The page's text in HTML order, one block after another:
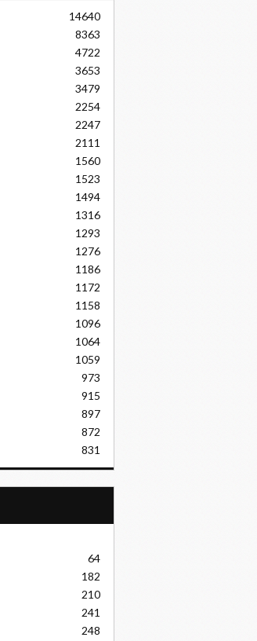
14640
8363
4722
3653
3479
2254
2247
2111
1560
1523
1494
1316
1293
1276
1186
1172
1158
1096
1064
1059
973
915
897
872
831
64
182
210
241
248